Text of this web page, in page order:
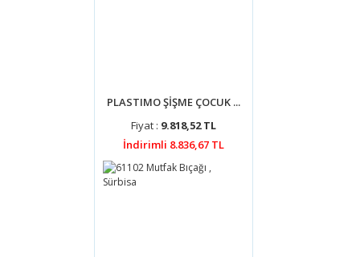
PLASTIMO ŞİŞME ÇOCUK ...
Fiyat : 9.818,52 TL
İndirimli 8.836,67 TL